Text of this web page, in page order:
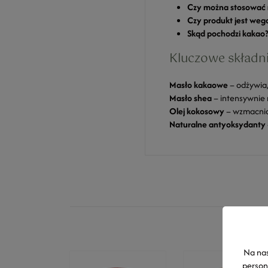
Czy można stosować
Czy produkt jest
Skąd pochodzi kakao?
Kluczowe
Masło kakaowe–
Masło shea– intensywnie
Olej kokosowy–
Naturalne antyoksydanty
Na